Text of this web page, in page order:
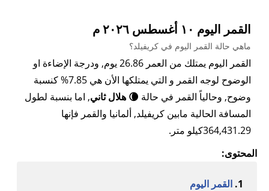
القمر اليوم ١٠ أغسطس ٢٠٢٦ م
ماهي حالة القمر اليوم في كريفيلد؟
القمر اليوم يمتلك من العمر 26.86 يوم, ودرجة الإضاءة او
الوضوح لوجه القمر و التي يمتلكها الأن هي 7.85% كنسبة
وضوح, وحالياً القمر في حالة 🌘 هلال ثاني, اما بنسبة لطول
المسافة الحالية مابين كريفيلد, ألمانيا والقمر فإنها
364,431.29كيلو متر.
المحتوى:
القمر اليوم